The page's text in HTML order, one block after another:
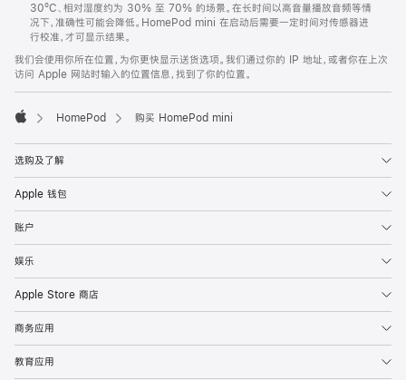
30ºC、相对湿度约为 30% 至 70% 的场景。在长时间以高音量播放音频等情
况下，准确性可能会降低。HomePod mini 在启动后需要一定时间对传感器进
行校准，才可显示结果。
我们会使用你所在位置，为你更快显示送货选项。我们通过你的 IP 地址，或者你在上次
访问 Apple 网站时输入的位置信息，找到了你的位置。
HomePod 购买 HomePod mini
选购及了解
Apple 钱包
账户
娱乐
Apple Store 商店
商务应用
教育应用